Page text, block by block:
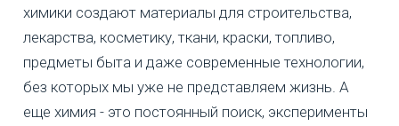
химики создают материалы для строительства,
лекарства, косметику, ткани, краски, топливо,
предметы быта и даже современные технологии,
без которых мы уже не представляем жизнь. А
еще химия - это постоянный поиск, эксперименты